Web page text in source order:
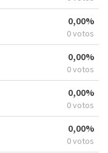
0,00%
0 votos
0,00%
0 votos
0,00%
0 votos
0,00%
0 votos